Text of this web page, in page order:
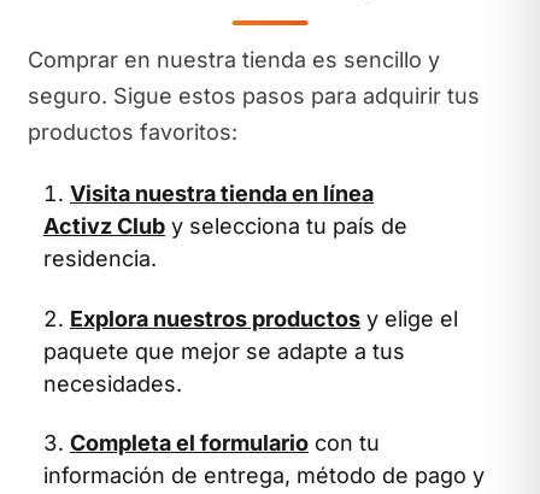
Comprar en nuestra tienda es sencillo y
seguro. Sigue estos pasos para adquirir tus
productos favoritos:
Visita nuestra tienda en línea
Activz Club y selecciona tu país de
residencia.
Explora nuestros productos y elige el
paquete que mejor se adapte a tus
necesidades.
Completa el formulario con tu
información de entrega, método de pago y